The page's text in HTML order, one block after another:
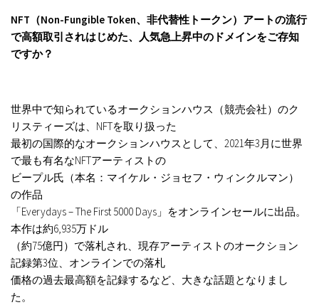
NFT（Non-Fungible Token、非代替性トークン）アートの流行
で高額取引されはじめた、人気急上昇中のドメインをご存知
ですか？
世界中で知られているオークションハウス（競売会社）のク
リスティーズは、NFTを取り扱った
最初の国際的なオークションハウスとして、2021年3月に世界
で最も有名なNFTアーティストの
ビープル氏（本名：マイケル・ジョセフ・ウィンクルマン）
の作品
「Everydays – The First 5000 Days」をオンラインセールに出品。
本作は約6,935万ドル
（約75億円）で落札され、現存アーティストのオークション
記録第3位、オンラインでの落札
価格の過去最高額を記録するなど、大きな話題となりまし
た。